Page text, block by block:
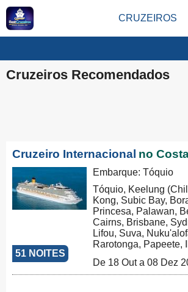
CRUZEIROS
Cruzeiros Recomendados
Cruzeiro Internacional no
51 NOITES
Embarque: Tóquio
Tóquio, Keelung
Kong, Subic Bay,
Princesa, Palawan,
Cairns, Brisbane,
Lifou, Suva,
Rarotonga, Papeete,
De 18 Out a 08 Dez